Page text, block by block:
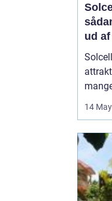
ud
gøre
14